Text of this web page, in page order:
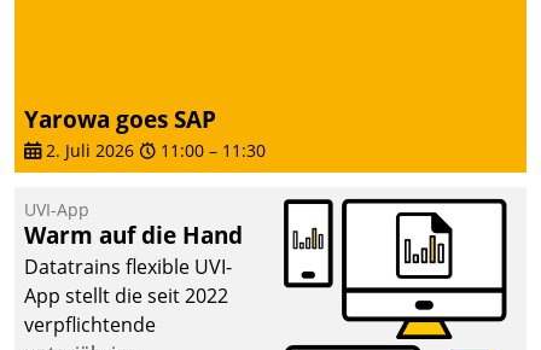
Yarowa goes SAP
2. Juli 2026 11:00 – 11:30
UVI-App
Warm auf die Hand
Datatrains flexible UVI-
App stellt die seit 2022
verpflichtende